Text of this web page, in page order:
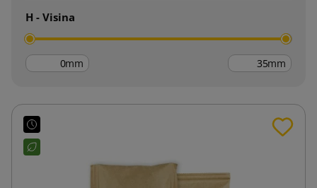
H - Visina
mm mm